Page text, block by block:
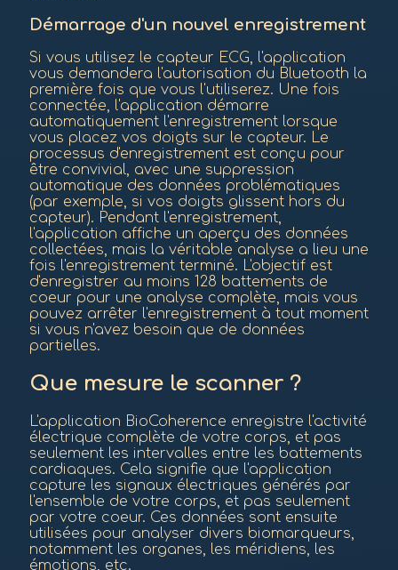
Démarrage d'un nouvel enregistrement
Si vous utilisez le capteur ECG, l'application
vous demandera l'autorisation du Bluetooth la
première fois que vous l'utiliserez. Une fois
connectée, l'application démarre
automatiquement l'enregistrement lorsque
vous placez vos doigts sur le capteur. Le
processus d'enregistrement est conçu pour
être convivial, avec une suppression
automatique des données problématiques
(par exemple, si vos doigts glissent hors du
capteur). Pendant l'enregistrement,
l'application affiche un aperçu des données
collectées, mais la véritable analyse a lieu une
fois l'enregistrement terminé. L'objectif est
d'enregistrer au moins 128 battements de
coeur pour une analyse complète, mais vous
pouvez arrêter l'enregistrement à tout moment
si vous n'avez besoin que de données
partielles.
Que mesure le scanner ?
L'application BioCoherence enregistre l'activité
électrique complète de votre corps, et pas
seulement les intervalles entre les battements
cardiaques. Cela signifie que l'application
capture les signaux électriques générés par
l'ensemble de votre corps, et pas seulement
par votre coeur. Ces données sont ensuite
utilisées pour analyser divers biomarqueurs,
notamment les organes, les méridiens, les
émotions, etc.